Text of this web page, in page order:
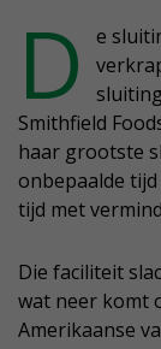
D
e
Smithfield
haar grootste
onbepaalde
tijd met
Die faciliteit
wat neer komt
Amerikaanse